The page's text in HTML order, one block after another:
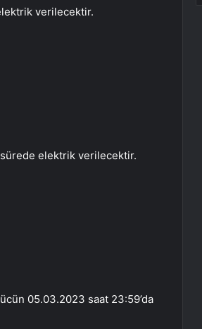
verilecektir.
sürede elektrik verilecektir.
05.03.2023 saat 23:59’da